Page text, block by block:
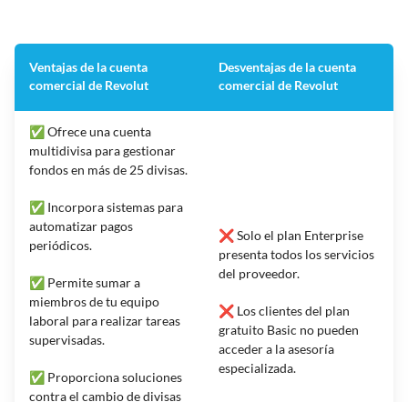
Ventajas de la cuenta
comercial de Revolut
Desventajas de la cuenta
comercial de Revolut
✅ Ofrece una cuenta
multidivisa para gestionar
fondos en más de 25 divisas.
✅ Incorpora sistemas para
automatizar pagos
periódicos.
✅ Permite sumar a
miembros de tu equipo
laboral para realizar tareas
supervisadas.
✅ Proporciona soluciones
contra el cambio de divisas
❌ Solo el plan Enterprise
presenta todos los servicios
del proveedor.
❌ Los clientes del plan
gratuito Basic no pueden
acceder a la asesoría
especializada.